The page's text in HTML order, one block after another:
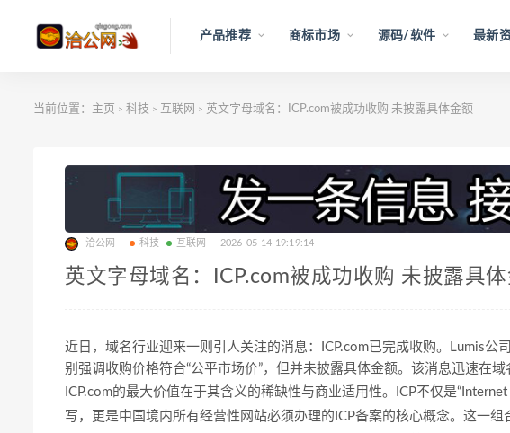
产品推荐 商标市场 源码/软件 最新
当前位置： 主页 > 科技 > 互联网 > 英文字母域名：ICP.com被成功收购 未披露具体金额
洽公网 科技 互联网 2026-05-14 19:19:14
英文字母域名：ICP.com被成功收购 未披露具体
近日，域名行业迎来一则引人关注的消息：ICP.com已完成收购。Lumis公
别强调收购价格符合“公平市场价”，但并未披露具体金额。该消息迅速在域
ICP.com的最大价值在于其含义的稀缺性与商业适用性。ICP不仅是
写，更是中国境内所有经营性网站必须办理的ICP备案的核心概念。这一